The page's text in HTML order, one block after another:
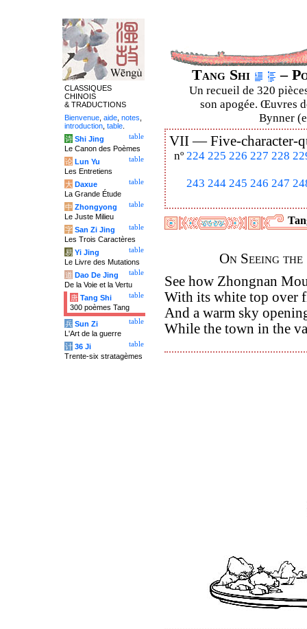
Tang Shi –
Un recueil de 320
son apogée. Œuvres
Bynner
VII —Five-character-
nº 224 225 226 227 228
243 244 245 246 247
On Seeing
See how Zhongnan
With its white top over
And a warm sky
While the town in the
CLASSIQUES
CHINOIS
& TRADUCTIONS
Bienvenue aide notes
introduction table
table
诗 Shi Jing
Le Canon des Poèmes
table
论 Lun Yu
Les Entretiens
table
大 Daxue
La Grande Étude
table
中 Zhongyong
Le Juste Milieu
table
字 San Zi Jing
Les Trois Caractères
table
易 Yi Jing
Le Livre des Mutations
table
道 Dao De Jing
De la Voie et la Vertu
table
唐 Tang Shi
300 poèmes Tang
table
兵 Sun Zi
L'Art de la guerre
table
计 36 Ji
Trente-six stratagèmes